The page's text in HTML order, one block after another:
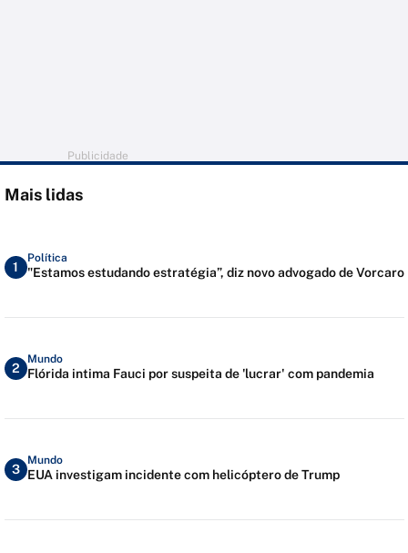
Publicidade
Mais lidas
1
Política
"Estamos estudando estratégia”, diz novo advogado de Vorcaro
2
Mundo
Flórida intima Fauci por suspeita de 'lucrar' com pandemia
3
Mundo
EUA investigam incidente com helicóptero de Trump